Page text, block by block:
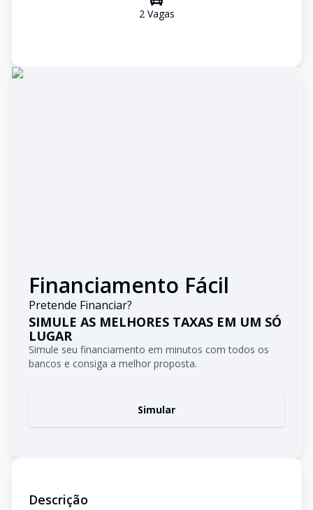
2Vagas
Financiamento Fácil
Pretende Financiar?
SIMULE AS MELHORES TAXAS EM UM SÓ
LUGAR
Simule seu financiamento em minutos com todos os
bancos e consiga a melhor proposta.
Simular
Descrição